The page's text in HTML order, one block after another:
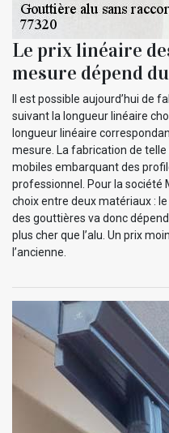
Le prix linéaire
mesure dépend
Il est possible aujourd’hui de
suivant la longueur linéaire
longueur linéaire
mesure. La fabrication de
mobiles embarquant des
professionnel. Pour la société
choix entre deux matériaux :
des gouttières va donc
plus cher que l’alu. Un prix
l’ancienne.